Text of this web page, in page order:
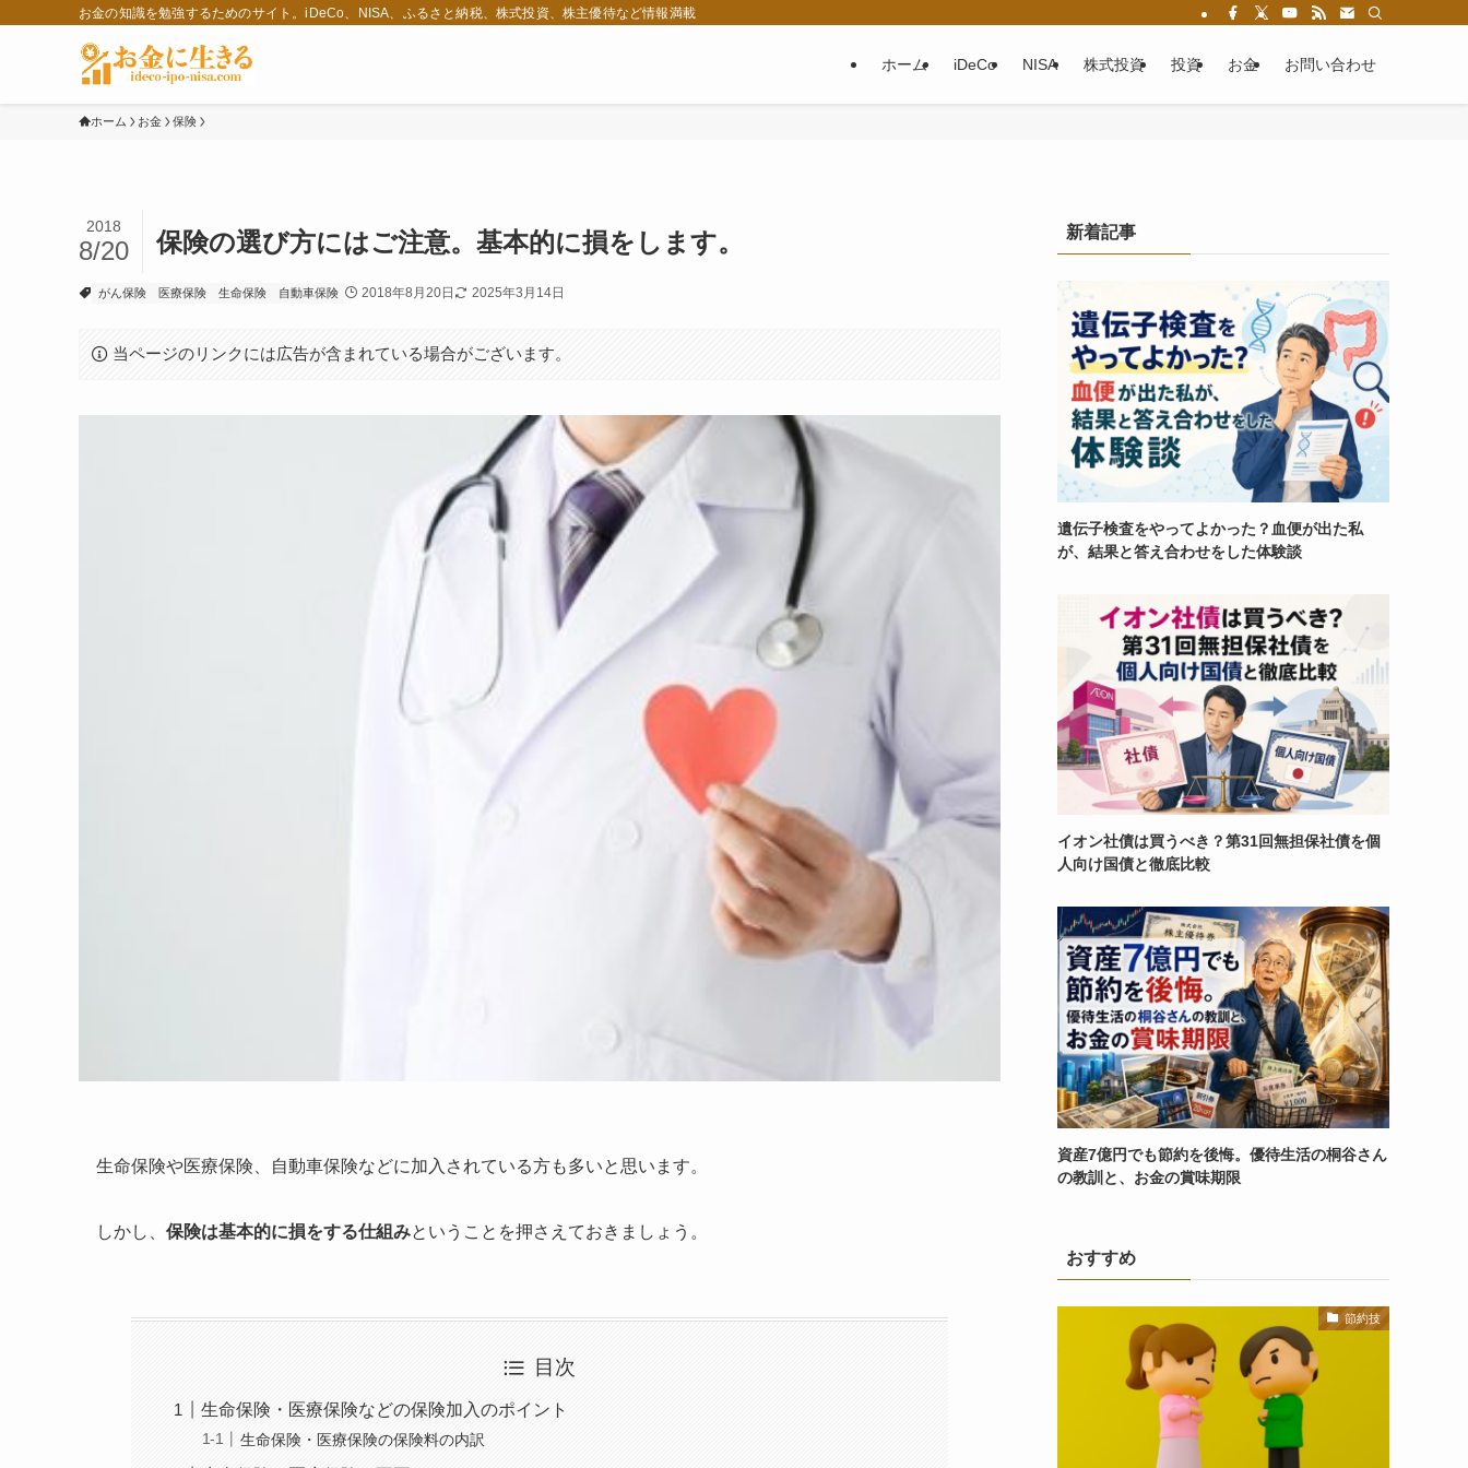
お金の知識を勉強するためのサイト。iDeCo、NISA、ふるさと納税、株式投資、株主優待など情報満載
ホーム iDeCo NISA 株式投資 投資 お金 お問い合わせ
ホーム お金 保険
保険の選び方にはご注意。基本的に損をします。
2018
8/20
がん保険 医療保険 生命保険 自動車保険 2018年8月20日 2025年3月14日
当ページのリンクには広告が含まれている場合がございます。
生命保険や医療保険、自動車保険などに加入されている方も多いと思います。
しかし、 保険は基本的に損をする仕組みということを押さえておきましょう。
目次
生命保険・医療保険などの保険加入のポイント
生命保険・医療保険の保険料の内訳
新着記事
遺伝子検査をやってよかった？血便が出た私
が、結果と答え合わせをした体験談
イオン社債は買うべき？第31回無担保社債を個
人向け国債と徹底比較
資産7億円でも節約を後悔。優待生活の桐谷さん
の教訓と、お金の賞味期限
おすすめ
節約技